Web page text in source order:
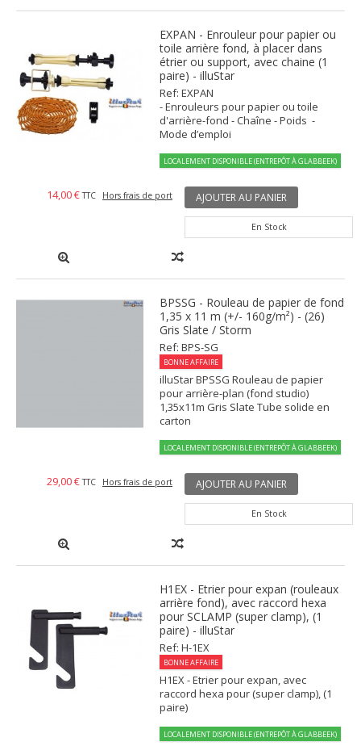
EXPAN - Enrouleur pour papier ou
toile arrière fond, à placer dans
étrier ou support, avec chaine (1
paire) - illuStar
Ref: EXPAN
- Enrouleurs pour papier ou toile
d'arrière-fond - Chaîne - Poids -
Mode d’emploi
LOCALEMENT DISPONIBLE (ENTREPÔT À GLABBEEK)
14,00 € TTC Hors frais de port AJOUTER AU PANIER
En Stock
BPSSG - Rouleau de papier de fond
1,35 x 11 m (+/- 160g/m²) - (26)
Gris Slate / Storm
Ref: BPS-SG
BONNE AFFAIRE
illuStar BPSSG Rouleau de papier
pour arrière-plan (fond studio)
1,35x11m Gris Slate Tube solide en
carton
LOCALEMENT DISPONIBLE (ENTREPÔT À GLABBEEK)
29,00 € TTC Hors frais de port AJOUTER AU PANIER
En Stock
H1EX - Etrier pour expan (rouleaux
arrière fond), avec raccord hexa
pour SCLAMP (super clamp), (1
paire) - illuStar
Ref: H-1EX
BONNE AFFAIRE
H1EX - Etrier pour expan, avec
raccord hexa pour (super clamp), (1
paire)
LOCALEMENT DISPONIBLE (ENTREPÔT À GLABBEEK)